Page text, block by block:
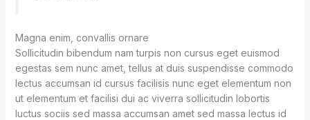
Magna enim, convallis ornare
Sollicitudin bibendum nam turpis non cursus eget euismod
egestas sem nunc amet, tellus at duis suspendisse commodo
lectus accumsan id cursus facilisis nunc eget elementum non
ut elementum et facilisi dui ac viverra sollicitudin lobortis
luctus sociis sed massa accumsan amet sed massa lectus id